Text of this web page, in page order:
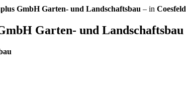
GmbH Garten- und Landschaftsbau – in Coesfeld
Garten- und Landschaftsbau